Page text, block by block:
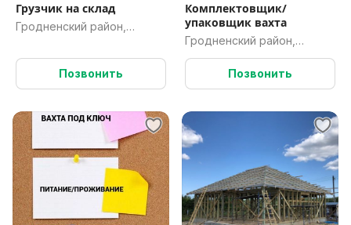
Грузчик на склад
Гродненский район,
Позвонить
Комплектовщик/
упаковщик вахта
Гродненский район,
Гродненская обл.
Позвонить